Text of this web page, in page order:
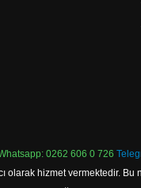
0262 606 0 726
olarak hizmet vermektedir.